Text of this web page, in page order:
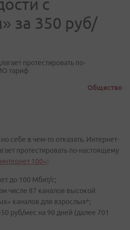
с
за 350 руб/
протестировать по-
тариф
Общество
себе в чем-то отказать. Интернет-
протестировать по-настоящему
100»:
до 100 Мбит/с;
числе 87 каналов высокой
каналов для взрослых*;
руб/мес на 90 дней (далее 701